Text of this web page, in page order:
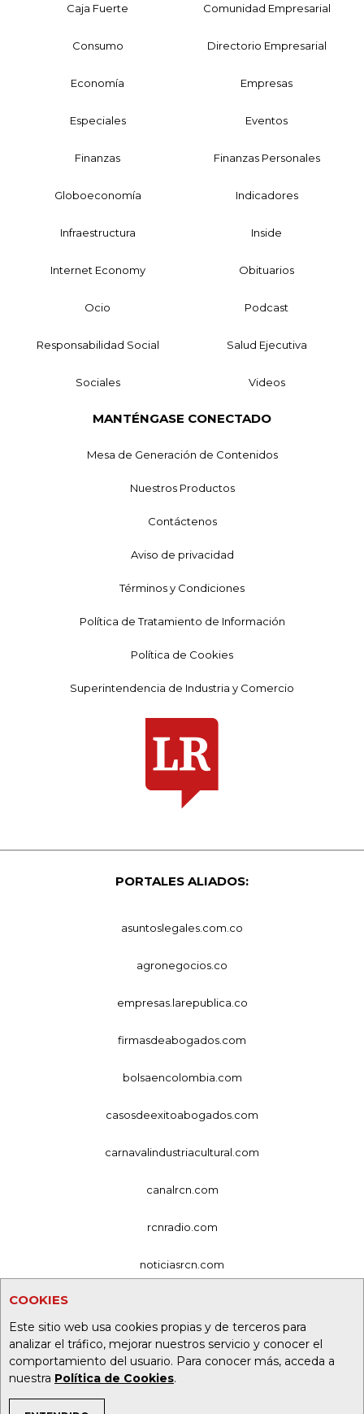
COOKIES
Este sitio web usa cookies propias y de terceros para
analizar el tráfico, mejorar nuestros servicio y conocer el
comportamiento del usuario. Para conocer más, acceda a
nuestra Política de Cookies.
Caja Fuerte Comunidad Empresarial
Consumo Directorio Empresarial
Economía Empresas
Especiales Eventos
Finanzas Finanzas Personales
Globoeconomía Indicadores
Infraestructura Inside
Internet Economy Obituarios
Ocio Podcast
Responsabilidad Social Salud Ejecutiva
Sociales Videos
MANTÉNGASE CONECTADO
Mesa de Generación de Contenidos
Nuestros Productos
Contáctenos
Aviso de privacidad
Términos y Condiciones
Política de Tratamiento de Información
Política de Cookies
Superintendencia de Industria y Comercio
PORTALES ALIADOS:
asuntoslegales.com.co
agronegocios.co
empresas.larepublica.co
firmasdeabogados.com
bolsaencolombia.com
casosdeexitoabogados.com
carnavalindustriacultural.com
canalrcn.com
rcnradio.com
noticiasrcn.com
alerta.com.co
deportesrcn.com